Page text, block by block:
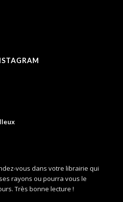
vous dans votre librairie qui
rayons ou pourra vous le
Très bonne lecture !